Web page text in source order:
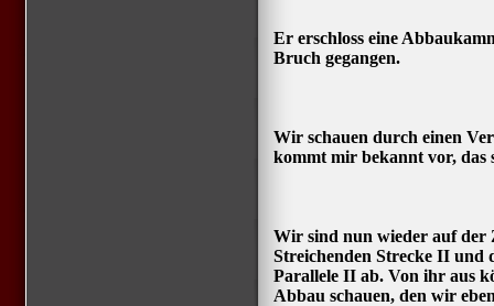
Er erschloss eine
Bruch gegangen.
Wir schauen durch einen
kommt mir bekannt vor, das
Wir sind nun wieder auf
Streichenden Strecke II und
Parallele II ab. Von ihr aus
Abbau schauen, den wir